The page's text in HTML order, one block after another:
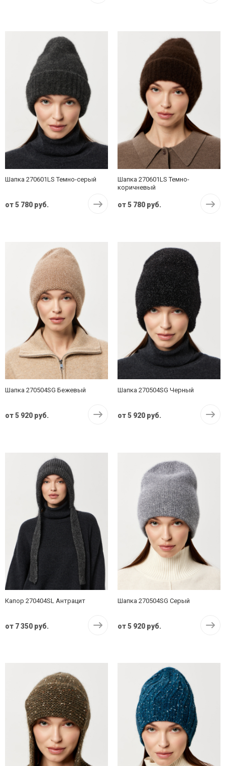
Шапка 270601LS Темно-серый
от5 780 руб.
Шапка 270601LS Темно-
коричневый
от5 780 руб.
Шапка 270504SG Бежевый
от5 920 руб.
Шапка 270504SG Черный
от5 920 руб.
Капор 270404SL Антрацит
от 7 350 руб.
Шапка 270504SG Серый
от5 920 руб.